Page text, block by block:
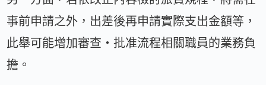
事前申請之外，出差後再申請實際支出金額等，
此舉可能增加審查・批准流程相關職員的業務負
擔。